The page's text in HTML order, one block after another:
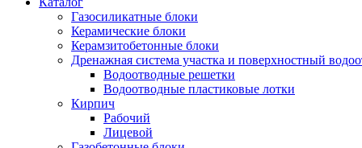
Газосиликатные блоки
Керамические блоки
Керамзитобетонные блоки
Дренажная система участка и поверхностный
Водоотводные решетки
Водоотводные пластиковые лотки
Кирпич
Рабочий
Лицевой